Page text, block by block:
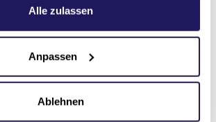
.
Alle zulassen
Anpassen
Ablehnen
Geschichten der
öffentlich sichtbargemacht.
Teilhabe ermöglicht und auch